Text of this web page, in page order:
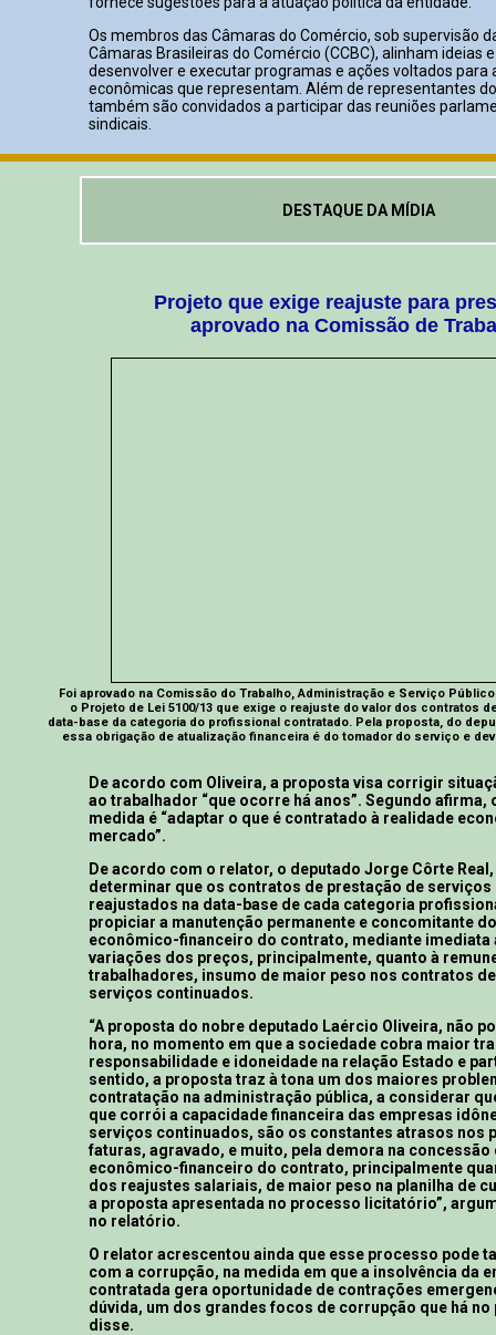
Os membros das Câmaras do Comércio, sob supervisão
Câmaras Brasileiras do Comércio (CCBC), alinham ideias
desenvolver e executar programas e ações voltados para
econômicas que representam. Além de representantes
também são convidados a participar das reuniões
sindicais.
DESTAQUE DA MÍDIA
Projeto que exige reajuste para
aprovado na Comissão de
Foi aprovado na Comissão do Trabalho, Administração e Serviço
o Projeto de Lei 5100/13 que exige o reajuste do valor dos contratos
data-base da categoria do profissional contratado. Pela proposta, do
essa obrigação de atualização financeira é do tomador do serviço e
De acordo com Oliveira, a proposta visa corrigir
ao trabalhador “que ocorre há anos”. Segundo afirma,
medida é “adaptar o que é contratado à realidade
mercado”.
De acordo com o relator, o deputado Jorge Côrte
determinar que os contratos de prestação de serviços
reajustados na data-base de cada categoria
propiciar a manutenção permanente e concomitante
econômico-financeiro do contrato, mediante imediata
variações dos preços, principalmente, quanto à
trabalhadores, insumo de maior peso nos contratos
serviços continuados.
“A proposta do nobre deputado Laércio Oliveira, não
hora, no momento em que a sociedade cobra maior
responsabilidade e idoneidade na relação Estado e
sentido, a proposta traz à tona um dos maiores
contratação na administração pública, a considerar
que corrói a capacidade financeira das empresas
serviços continuados, são os constantes atrasos nos
faturas, agravado, e muito, pela demora na
econômico-financeiro do contrato, principalmente
dos reajustes salariais, de maior peso na planilha de
a proposta apresentada no processo licitatório”,
no relatório.
O relator acrescentou ainda que esse processo pode
com a corrupção, na medida em que a insolvência da
contratada gera oportunidade de contrações
dúvida, um dos grandes focos de corrupção que há no
disse.